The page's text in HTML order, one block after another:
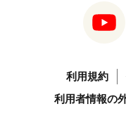
利用規約
利用者情報の